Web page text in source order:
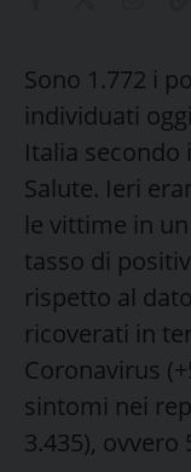
Sono 1.772 i
individuati
Italia secondo
Salute. Ieri
le vittime in
tasso di
rispetto al
ricoverati in
Coronavirus
sintomi nei
3.435), ovvero